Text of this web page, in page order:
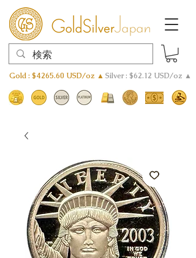
Gold : $4265.60 USD/oz ▲ Silver : $62.12 USD/oz ▲